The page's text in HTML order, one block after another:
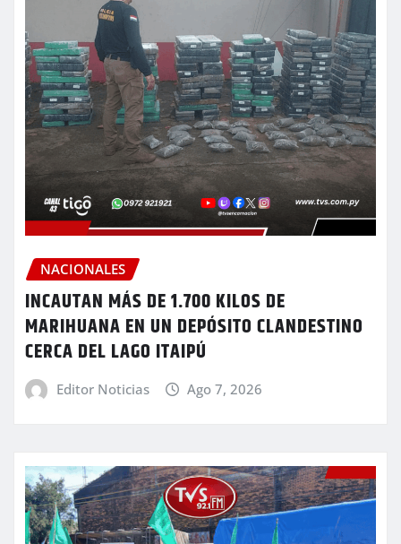
NACIONALES
INCAUTAN MÁS DE 1.700 KILOS DE
MARIHUANA EN UN DEPÓSITO CLANDESTINO
CERCA DEL LAGO ITAIPÚ
Editor Noticias Ago 7, 2026